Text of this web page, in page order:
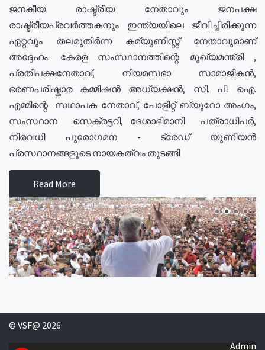
ജനകീയ രാഷ്ട്രീയ നേതാവും ജനപക്ഷ
രാഷ്ട്രീയപ്രവർത്തകനും ഇന്ത്യയിലെ ജീവിച്ചിരിക്കുന്ന
ഏറ്റവും തലമുതിർന്ന കമ്യൂണിസ്റ്റ് നേതാവുമാണ്
അദ്ദേഹം. കേരള സംസ്ഥാനത്തിന്റെ മുഖ്യമന്ത്രി ,
പ്രതിപക്ഷനേതാവ്, നിയമസഭാ സാമാജികൻ,
ഭരണപരിഷ്കാര കമ്മീഷൻ അധ്യക്ഷൻ, സി. പി. ഐ.
എമ്മിന്റെ സഥാപക നേതാവ്, പോളിറ്റ് ബ്യുറോ അംഗം,
സംസ്ഥാന സെക്രട്ടറി, ദേശാഭിമാനി പത്രാധിപർ,
നിരവധി പുരോഗമന - ട്രേഡ് യൂണിയൻ
പ്രസ്ഥാനങ്ങളുടെ നായകത്വം തുടങ്ങി
Read More
© VSF@ 2026
Admin